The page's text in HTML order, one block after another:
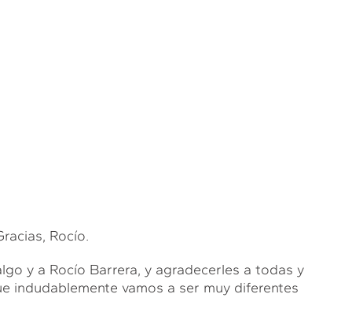
Rocío.
y a Rocío Barrera, y agradecerles a todas y
vamos a ser muy diferentes